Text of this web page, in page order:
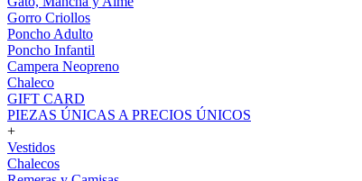
Gorro Criollos
Poncho Adulto
Poncho Infantil
Campera Neopreno
Chaleco
GIFT CARD
PIEZAS ÚNICAS A PRECIOS ÚNICOS
+
Vestidos
Chalecos